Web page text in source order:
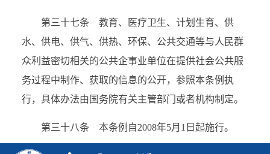
第三十七条 教育、医疗卫生、计划生育、供
水、供电、供气、供热、环保、公共交通等与人民群
众利益密切相关的公共企事业单位在提供社会公共服
务过程中制作、获取的信息的公开，参照本条例执
行，具体办法由国务院有关主管部门或者机构制定。
第三十八条 本条例自2008年5月 1 日起施行。